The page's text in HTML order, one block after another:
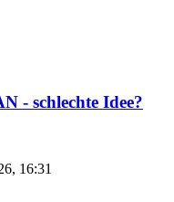
- schlechte Idee?
16:31